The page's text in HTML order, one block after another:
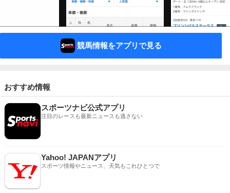
競馬情報をアプリで見る
おすすめ情報
スポーツナビ公式アプリ
注目のレースも最新ニュースも逃さない
Yahoo! JAPANアプリ
スポーツ情報やニュース、天気もこれひとつで